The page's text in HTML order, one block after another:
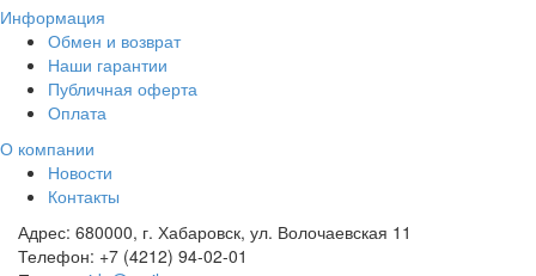
Информация
Обмен и возврат
Наши гарантии
Публичная оферта
Оплата
О компании
Новости
Контакты
Адрес: 680000, г. Хабаровск, ул. Волочаевская 11
Телефон: +7 (4212) 94-02-01